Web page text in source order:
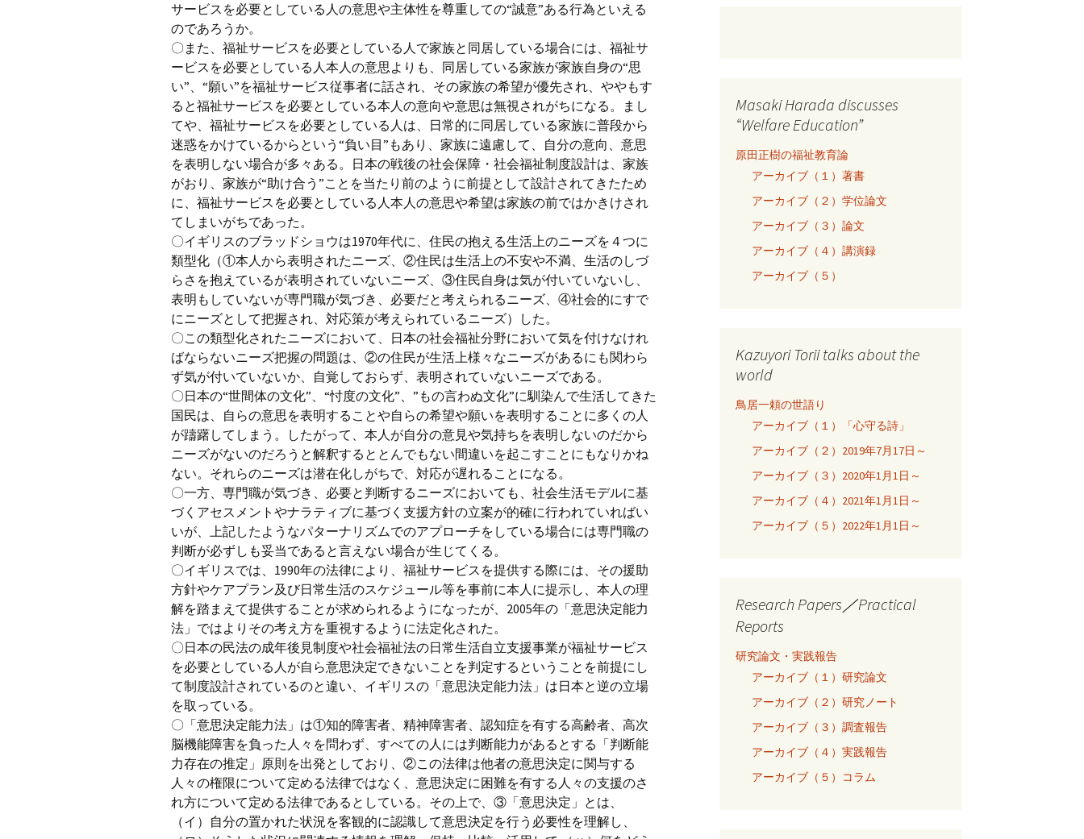
サービスを必要としている人の意思や主体性を尊重しての“誠意”ある行為といえる
のであろうか。
〇また、福祉サービスを必要としている人で家族と同居している場合には、福祉サ
ービスを必要としている人本人の意思よりも、同居している家族が家族自身の“思
い”、“願い”を福祉サービス従事者に話され、その家族の希望が優先され、ややもす
ると福祉サービスを必要としている本人の意向や意思は無視されがちになる。まし
てや、福祉サービスを必要としている人は、日常的に同居している家族に普段から
迷惑をかけているからという“負い目”もあり、家族に遠慮して、自分の意向、意思
を表明しない場合が多々ある。日本の戦後の社会保障・社会福祉制度設計は、家族
がおり、家族が“助け合う”ことを当たり前のように前提として設計されてきたため
に、福祉サービスを必要としている人本人の意思や希望は家族の前ではかきけされ
てしまいがちであった。
〇イギリスのブラッドショウは1970年代に、住民の抱える生活上のニーズを４つに
類型化（①本人から表明されたニーズ、②住民は生活上の不安や不満、生活のしづ
らさを抱えているが表明されていないニーズ、③住民自身は気が付いていないし、
表明もしていないが専門職が気づき、必要だと考えられるニーズ、④社会的にすで
にニーズとして把握され、対応策が考えられているニーズ）した。
〇この類型化されたニーズにおいて、日本の社会福祉分野において気を付けなけれ
ばならないニーズ把握の問題は、②の住民が生活上様々なニーズがあるにも関わら
ず気が付いていないか、自覚しておらず、表明されていないニーズである。
〇日本の“世間体の文化”、“忖度の文化”、”もの言わぬ文化”に馴染んで生活してきた
国民は、自らの意思を表明することや自らの希望や願いを表明することに多くの人
が躊躇してしまう。したがって、本人が自分の意見や気持ちを表明しないのだから
ニーズがないのだろうと解釈するととんでもない間違いを起こすことにもなりかね
ない。それらのニーズは潜在化しがちで、対応が遅れることになる。
〇一方、専門職が気づき、必要と判断するニーズにおいても、社会生活モデルに基
づくアセスメントやナラティブに基づく支援方針の立案が的確に行われていればい
いが、上記したようなパターナリズムでのアプローチをしている場合には専門職の
判断が必ずしも妥当であると言えない場合が生じてくる。
〇イギリスでは、1990年の法律により、福祉サービスを提供する際には、その援助
方針やケアプラン及び日常生活のスケジュール等を事前に本人に提示し、本人の理
解を踏まえて提供することが求められるようになったが、2005年の「意思決定能力
法」ではよりその考え方を重視するように法定化された。
〇日本の民法の成年後見制度や社会福祉法の日常生活自立支援事業が福祉サービス
を必要としている人が自ら意思決定できないことを判定するということを前提にし
て制度設計されているのと違い、イギリスの「意思決定能力法」は日本と逆の立場
を取っている。
〇「意思決定能力法」は①知的障害者、精神障害者、認知症を有する高齢者、高次
脳機能障害を負った人々を問わず、すべての人には判断能力があるとする「判断能
力存在の推定」原則を出発としており、②この法律は他者の意思決定に関与する
人々の権限について定める法律ではなく、意思決定に困難を有する人々の支援のさ
れ方について定める法律であるとしている。その上で、③「意思決定」とは、
（イ）自分の置かれた状況を客観的に認識して意思決定を行う必要性を理解し、
Masaki Harada discusses
“Welfare Education”
原田正樹の福祉教育論
アーカイブ（１）著書
アーカイブ（２）学位論文
アーカイブ（３）論文
アーカイブ（４）講演録
アーカイブ（５）
Kazuyori Torii talks about the
world
鳥居一頼の世語り
アーカイブ（１）「心守る詩」
アーカイブ（２）2019年7月17日～
アーカイブ（３）2020年1月1日～
アーカイブ（４）2021年1月1日～
アーカイブ（５）2022年1月1日～
Research Papers／Practical
Reports
研究論文・実践報告
アーカイブ（１）研究論文
アーカイブ（２）研究ノート
アーカイブ（３）調査報告
アーカイブ（４）実践報告
アーカイブ（５）コラム